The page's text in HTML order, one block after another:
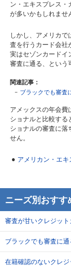
ン・エキスプレス・
が多いかもしれませ
しかし、アメリカ
査を行うカード会社
実はセゾンカードイ
審査に通る、という
関連記事：
ブラックでも審査
アメックスの年会費
ショナルと比較する
ショナルの審査に落
せん。
アメリカン・エ
ニーズ別おすす
審査が甘いクレジット
ブラックでも審査に
在籍確認のないクレジ